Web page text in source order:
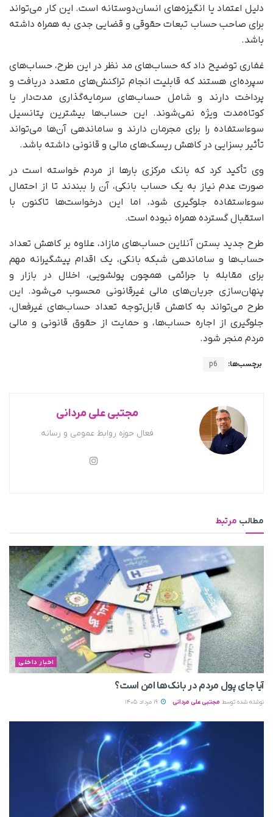
دلیل اعتماد یا انگیزه‌های انسان‌دوستانه است. این کار می‌تواند
برای صاحب حساب تبعات حقوقی و قضایی جدی به همراه داشته
باشد.
غفاری توضیح داد که حساب‌های مد نظر در این طرح، حساب‌های
سپرده‌ای هستند که قابلیت انجام تراکنش‌های متعدد دریافت و
پرداخت دارند و شامل حساب‌های سرمایه‌گذاری مدت‌دار یا
کوتاه‌مدت ویژه نمی‌شوند. این حساب‌ها بیشترین پتانسیل
سوءاستفاده را برای مجرمان دارند و ساماندهی آن‌ها می‌تواند
تأثیر بسزایی در کاهش ریسک‌های مالی و قانونی داشته باشد.
وی تأکید کرد که بانک مرکزی بارها از مردم خواسته است در
صورت عدم نیاز به یک حساب بانکی، آن را ببندند تا از احتمال
سوءاستفاده جلوگیری شود، اما این درخواست‌ها تاکنون با
استقبال گسترده همراه نبوده است.
طرح جدید بستن آنلاین حساب‌های مازاد، علاوه بر کاهش تعداد
حساب‌ها و ساماندهی شبکه بانکی، یک اقدام پیشگیرانه مهم
برای مقابله با جرائمی همچون پولشویی، اخلال در بازار و
پنهان‌سازی جریان‌های مالی غیرقانونی محسوب می‌شود. این
طرح می‌تواند به کاهش قابل‌توجه تعداد حساب‌های غیرفعال،
جلوگیری از اجاره حساب‌ها، و حمایت از حقوق قانونی و مالی
مردم منجر شود.
برچسب‌ها: p6
مجتبی علی مردانی
فعال حوزه روابط عمومی و رسانه
مطالب مرتبط
اخبار داخلی
آیا جای پول مردم در بانک‌ها امن است؟
نوشته شده توسط مجتبی علی مردانی